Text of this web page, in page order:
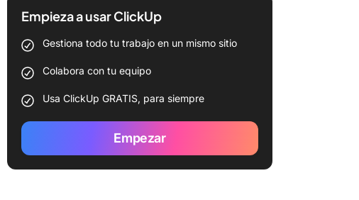
Empieza a usar ClickUp
Gestiona todo tu trabajo en un mismo sitio
Colabora con tu equipo
Usa ClickUp GRATIS, para siempre
Empezar